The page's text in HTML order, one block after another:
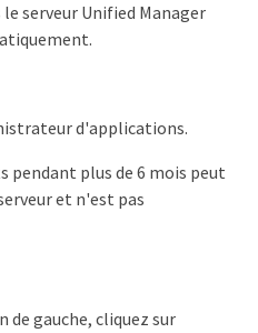
serveur Unified Manager
d'applications.
pendant plus de 6 mois peut
et n'est pas
de gauche, cliquez sur